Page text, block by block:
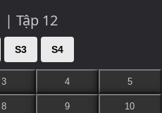
| Tập 12
S3 S4
3 4 5
8 9 10